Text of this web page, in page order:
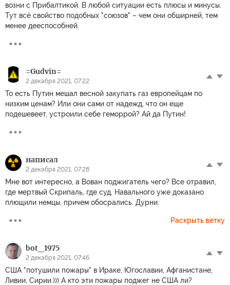
возни с Прибалтикой. В любой ситуации есть плюсы и минусы.
Тут всё свойство подобных "союзов" – чем они обширней, тем
менее дееспособней.
=Gudvin=
2 декабря 2021, 07:22
То есть Путин мешал весной закупать газ европейцам по
низким ценам? Или они сами от надежд, что он еще
подешевеет, устроили себе геморрой? Ай да Путин!
написал
2 декабря 2021, 07:28
Мне вот интересно, а Вован поджигатель чего? Все отравил,
где мертвый Скрипаль, где суд, Навального уже доказано
плющили немцы, причем обосрались. Дурни.
Раскрыть ветку
bot_1975
2 декабря 2021, 07:46
США "потушили пожары" в Ираке, Югославии, Афганистане,
Ливии, Сирии.))) А кто эти пожары поджег не США ли?